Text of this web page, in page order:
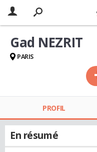
Gad NEZRIT
PARIS
PROFIL
En résumé